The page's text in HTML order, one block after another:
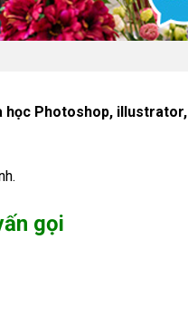
học Photoshop, illustrator,
gọi